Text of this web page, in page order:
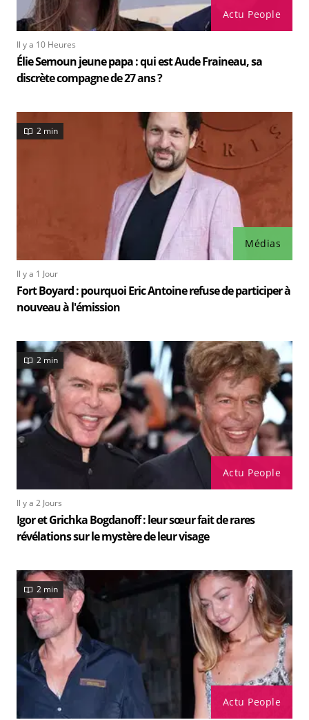
Actu People
Il y a 10 Heures
Élie Semoun jeune papa : qui est Aude Fraineau, sa
discrète compagne de 27 ans ?
Médias
2 min
Il y a 1 Jour
Fort Boyard : pourquoi Eric Antoine refuse de participer à
nouveau à l'émission
Actu People
2 min
Il y a 2 Jours
Igor et Grichka Bogdanoff : leur sœur fait de rares
révélations sur le mystère de leur visage
Actu People
2 min